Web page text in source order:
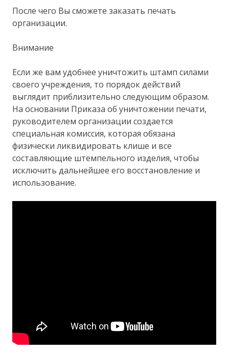
После чего Вы сможете заказать печать
организации.
Внимание
Если же вам удобнее уничтожить штамп силами
своего учреждения, то порядок действий
выглядит приблизительно следующим образом.
На основании Приказа об уничтожении печати,
руководителем организации создается
специальная комиссия, которая обязана
физически ликвидировать клише и все
составляющие штемпельного изделия, чтобы
исключить дальнейшее его восстановление и
использование.